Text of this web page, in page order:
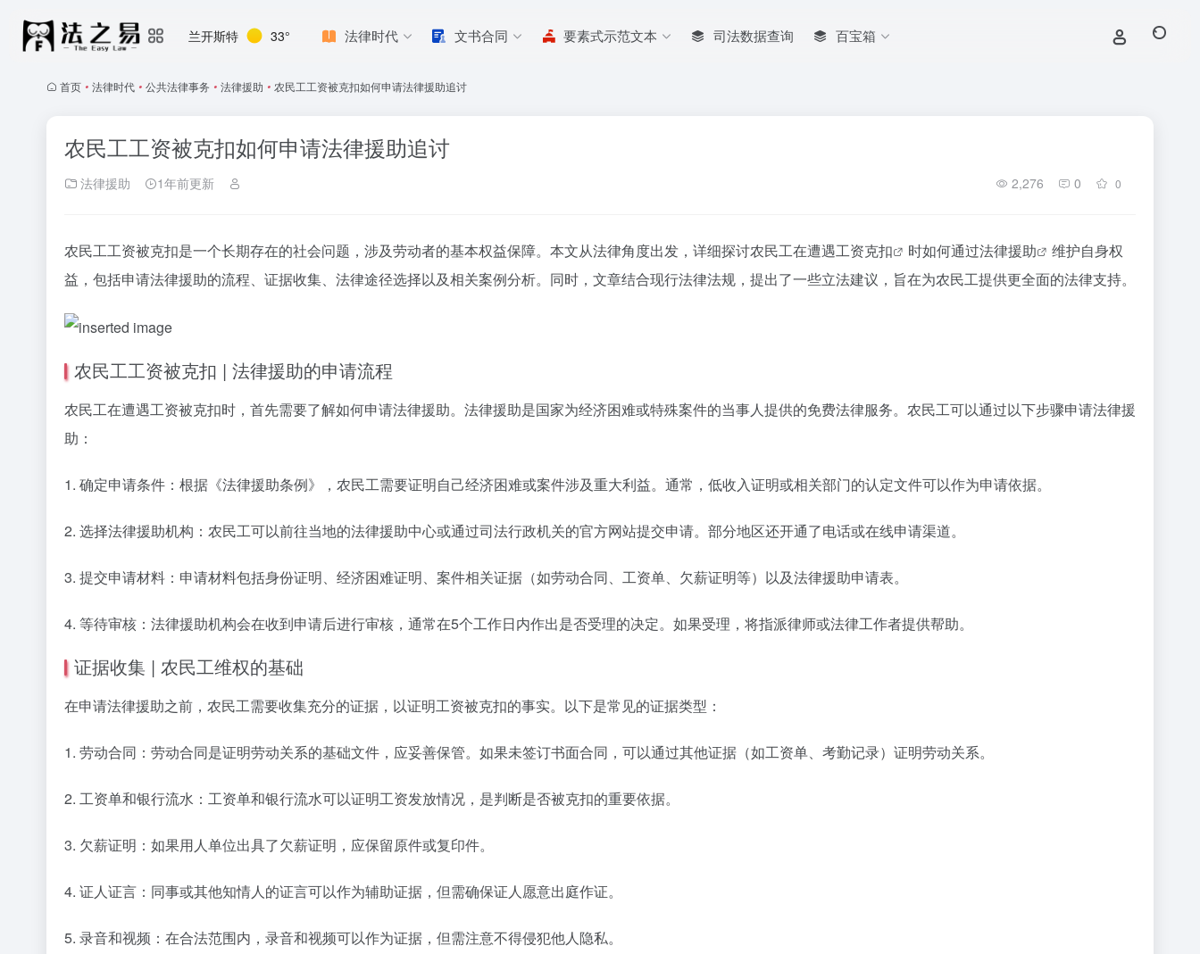
兰开斯特 33° 法律时代 文书合同 要素式示范文本 司法数据查询 百宝箱
首页 • 法律时代 • 公共法律事务 • 法律援助 • 农民工工资被克扣如何申请法律援助追讨
农民工工资被克扣如何申请法律援助追讨
法律援助 1年前更新 2,276 0 0
农民工工资被克扣是一个长期存在的社会问题，涉及劳动者的基本权益保障。本文从法律角度出发，详细探讨农民工在遭遇工资克扣 时如何通过法律援助
维护自身权
益，包括申请法律援助的流程、证据收集、法律途径选择以及相关案例分析。同时，文章结合现行法律法规，提出了一些立法建议，旨在为农民工提供更全面的法律支持。
农民工工资被克扣 | 法律援助的申请流程
农民工在遭遇工资被克扣时，首先需要了解如何申请法律援助。法律援助是国家为经济困难或特殊案件的当事人提供的免费法律服务。农民工可以通过以下步骤申请法律援
助：
1. 确定申请条件：根据《法律援助条例》，农民工需要证明自己经济困难或案件涉及重大利益。通常，低收入证明或相关部门的认定文件可以作为申请依据。
2. 选择法律援助机构：农民工可以前往当地的法律援助中心或通过司法行政机关的官方网站提交申请。部分地区还开通了电话或在线申请渠道。
3. 提交申请材料：申请材料包括身份证明、经济困难证明、案件相关证据（如劳动合同、工资单、欠薪证明等）以及法律援助申请表。
4. 等待审核：法律援助机构会在收到申请后进行审核，通常在5个工作日内作出是否受理的决定。如果受理，将指派律师或法律工作者提供帮助。
证据收集 | 农民工维权的基础
在申请法律援助之前，农民工需要收集充分的证据，以证明工资被克扣的事实。以下是常见的证据类型：
1. 劳动合同：劳动合同是证明劳动关系的基础文件，应妥善保管。如果未签订书面合同，可以通过其他证据（如工资单、考勤记录）证明劳动关系。
2. 工资单和银行流水：工资单和银行流水可以证明工资发放情况，是判断是否被克扣的重要依据。
3. 欠薪证明：如果用人单位出具了欠薪证明，应保留原件或复印件。
4. 证人证言：同事或其他知情人的证言可以作为辅助证据，但需确保证人愿意出庭作证。
5. 录音和视频：在合法范围内，录音和视频可以作为证据，但需注意不得侵犯他人隐私。